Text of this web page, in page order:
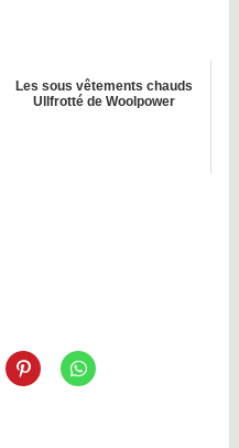
Les sous vêtements chauds
Ullfrotté de Woolpower